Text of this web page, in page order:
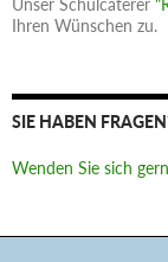
Unser Schulcaterer
Ihren Wünschen zu.
SIE HABEN
Wenden Sie sich